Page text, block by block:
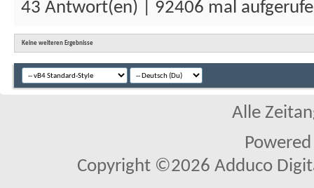
43 Antwort(en) | 92406 mal
Keine weiteren Ergebnisse
Alle
Copyright ©2026 Adduco